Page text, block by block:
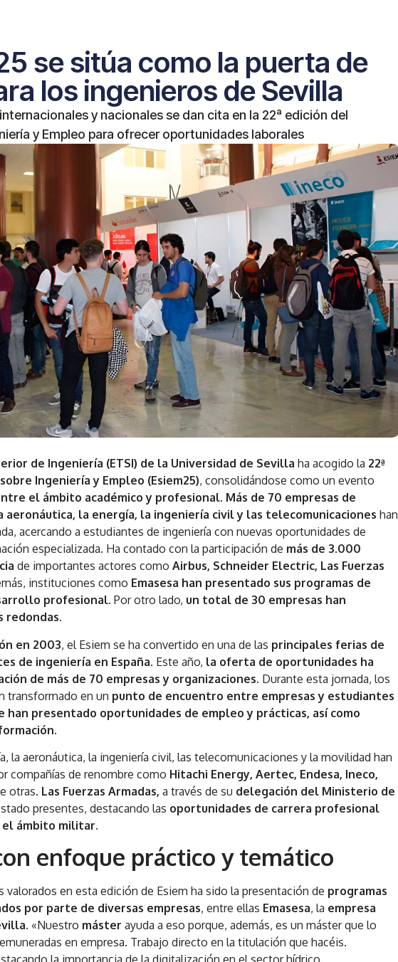
se sitúa como la puerta de
los ingenieros de Sevilla
y nacionales se dan cita en la 22ª edición del
y Empleo para ofrecer oportunidades laborales
de Ingeniería (ETSI) de la Universidad de Sevilla ha acogido la 22ª
Ingeniería y Empleo (Esiem25), consolidándose como un evento
el ámbito académico y profesional. Más de 70 empresas de
aeronáutica, la energía, la ingeniería civil y las telecomunicaciones han
acercando a estudiantes de ingeniería con nuevas oportunidades de
especializada. Ha contado con la participación de más de 3.000
de importantes actores comoAirbus, Schneider Electric, Las Fuerzas
instituciones como Emasesa han presentado sus programas de
profesional.Por otro lado, un total de 30 empresas han
redondas.
en 2003, el Esiem se ha convertido en una de las principales ferias de
de ingeniería en España. Este año, la oferta de oportunidades ha
de más de 70 empresas y organizaciones. Durante esta jornada, los
transformado en un punto de encuentro entre empresas y estudiantes
han presentado oportunidades de empleo y prácticas, así como
la aeronáutica, la ingeniería civil, las telecomunicaciones y la movilidad han
compañías de renombre como Hitachi Energy, Aertec, Endesa, Ineco,
otras. Las Fuerzas Armadas, a través de su delegación del Ministerio de
presentes, destacando las oportunidades de carrera profesional
el ámbito militar.
enfoque práctico y temático
valorados en esta edición de Esiem ha sido la presentación de programas
por parte de diversas empresas, entre ellas Emasesa, la empresa
«Nuestro máster ayuda a eso porque, además, es un máster que lo
en empresa. Trabajo directo en la titulación que hacéis.